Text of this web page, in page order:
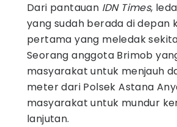
Dari pantauan IDN Times,
yang sudah berada di
pertama yang meledak
Seorang anggota Brimob
masyarakat untuk menjauh
meter dari Polsek Astana
masyarakat untuk mundur
lanjutan.